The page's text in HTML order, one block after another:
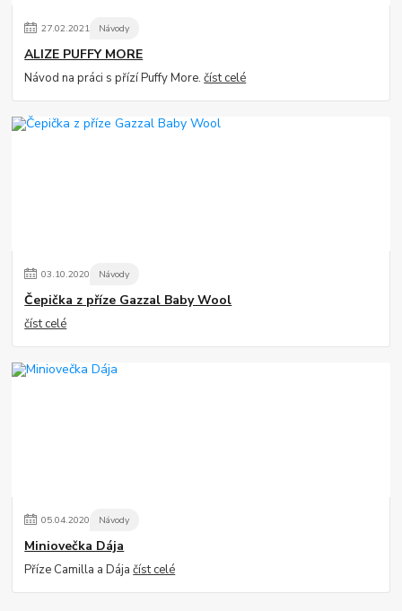
27.02.2021 Návody
ALIZE PUFFY MORE
Návod na práci s přízí Puffy More.číst celé
03.10.2020 Návody
Čepička z příze Gazzal Baby Wool
číst celé
05.04.2020 Návody
Miniovečka Dája
Příze Camilla a Dájačíst celé